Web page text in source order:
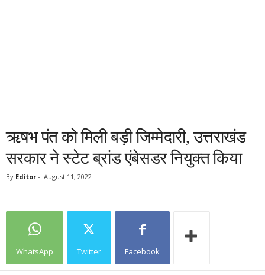
ऋषभ पंत को मिली बड़ी जिम्मेदारी, उत्तराखंड
सरकार ने स्टेट ब्रांड एंबेसडर नियुक्त किया
By Editor - August 11, 2022
WhatsApp Twitter Facebook